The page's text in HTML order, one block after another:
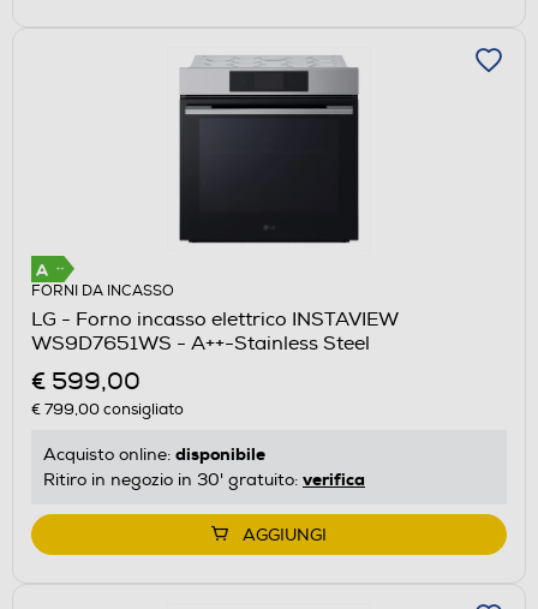
FORNI DA INCASSO
LG - Forno incasso elettrico INSTAVIEW
WS9D7651WS - A++-Stainless Steel
€ 599,00
€ 799,00consigliato
Acquisto online: disponibile
Ritiro in negozio in 30' gratuito: verifica
AGGIUNGI